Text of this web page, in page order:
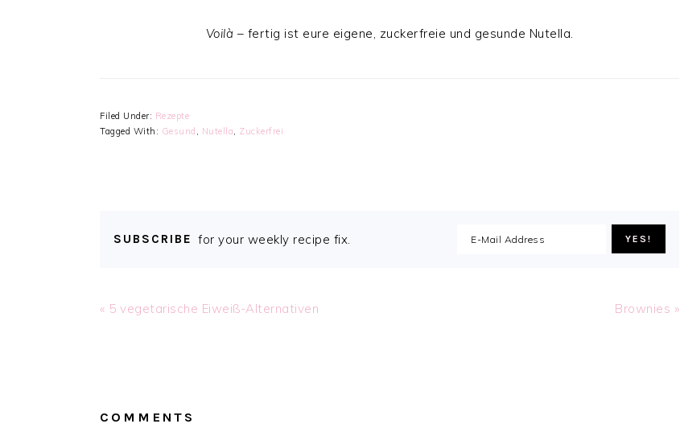
Voilà – fertig ist eure eigene, zuckerfreie und gesunde Nutella.
Filed Under: Rezepte
Tagged With: Gesund , Nutella, Zuckerfrei
SUBSCRIBE for your weekly recipe fix.
Previous
« 5 vegetarische Eiweiß-Alternativen
Next
Brownies »
COMMENTS